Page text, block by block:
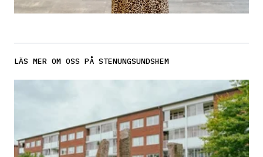
LÄS MER OM OSS PÅ STENUNGSUNDSHEM